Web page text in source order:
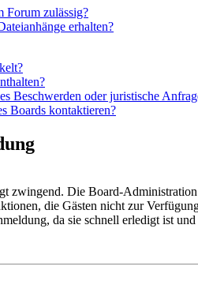
Forum zulässig?
erhalten?
Beschwerden oder juristische
Boards kontaktieren?
zwingend. Die Board-
die Gästen nicht zur
da sie schnell erledigt ist